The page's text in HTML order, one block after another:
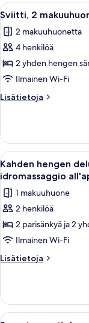
Avaa
kaikki
huonetyypin
Sviitti,
2
makuuhuonetta
(vasca
idromassaggio
kuvat
6
Sviitti, 2
2 makuuhuonetta
4 henkilöä
2 yhden hengen
Ilmainen Wi-Fi
Lisätietoja
Lisätietoja
makuuhuonetta
(vasca
idromassaggio
all'aperto)
Avaa
kaikki
huonetyypin
Kahden
hengen
deluxe-
huone
(yksi
sänkyä)
(vasca
8
Kahden hengen
idromassaggio
1 makuuhuone
2 henkilöä
2 parisänkyä ja 2
Ilmainen Wi-Fi
Lisätietoja
Lisätietoja
deluxe-
huone
Avaa